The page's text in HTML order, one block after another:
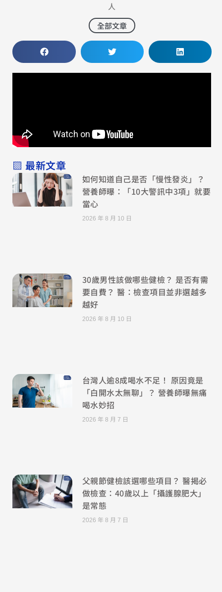
人
全部文章
▧ 最新文章
如何知道自己是否「慢性發炎」？
營養師曝：「10大警訊中3項」就要
當心
2026 年 8 月 10 日
30歲男性該做哪些健檢？ 是否有需
要自費？ 醫：檢查項目並非選越多
越好
2026 年 8 月 10 日
台灣人逾8成喝水不足！ 原因竟是
「白開水太無聊」？ 營養師曝無痛
喝水妙招
2026 年 8 月 7 日
父親節健檢該選哪些項目？ 醫揭必
做檢查：40歲以上「攝護腺肥大」
是常態
2026 年 8 月 7 日